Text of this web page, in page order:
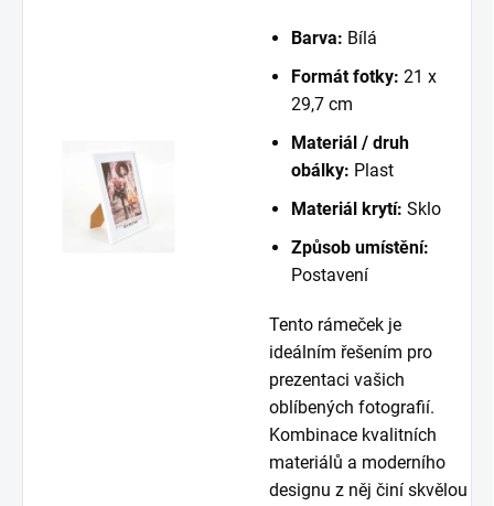
Barva: Bílá
Formát fotky: 21 x
29,7 cm
Materiál / druh
obálky: Plast
Materiál krytí: Sklo
Způsob umístění:
Postavení
Tento rámeček je
ideálním řešením pro
prezentaci vašich
oblíbených fotografií.
Kombinace kvalitních
materiálů a moderního
designu z něj činí skvělou